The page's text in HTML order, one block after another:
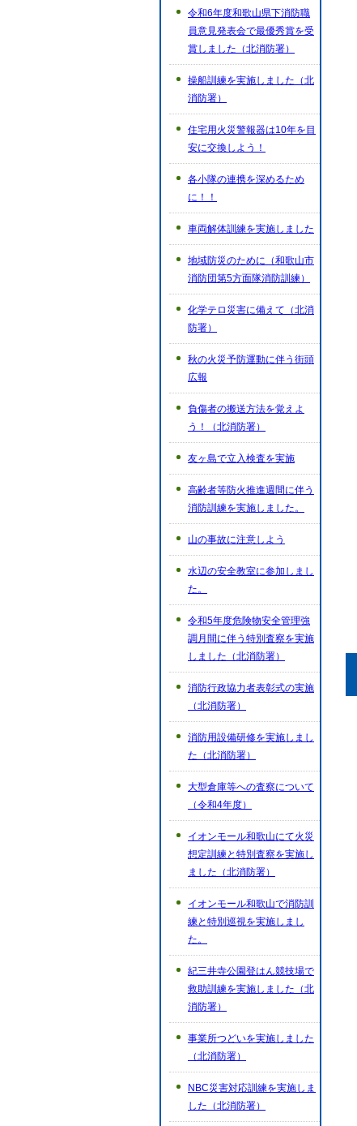
令和6年度和歌山県下消防職
員意見発表会で最優秀賞を受
賞しました（北消防署）
操船訓練を実施しました（北
消防署）
住宅用火災警報器は10年を目
安に交換しよう！
各小隊の連携を深めるため
に！！
車両解体訓練を実施しました
地域防災のために（和歌山市
消防団第5方面隊消防訓練）
化学テロ災害に備えて（北消
防署）
秋の火災予防運動に伴う街頭
広報
負傷者の搬送方法を覚えよ
う！（北消防署）
友ヶ島で立入検査を実施
高齢者等防火推進週間に伴う
消防訓練を実施しました。
山の事故に注意しよう
水辺の安全教室に参加しまし
た。
令和5年度危険物安全管理強
調月間に伴う特別査察を実施
しました（北消防署）
消防行政協力者表彰式の実施
（北消防署）
消防用設備研修を実施しまし
た（北消防署）
大型倉庫等への査察について
（令和4年度）
イオンモール和歌山にて火災
想定訓練と特別査察を実施し
ました（北消防署）
イオンモール和歌山で消防訓
練と特別巡視を実施しまし
た。
紀三井寺公園登はん競技場で
救助訓練を実施しました（北
消防署）
事業所つどいを実施しました
（北消防署）
NBC災害対応訓練を実施しま
した（北消防署）